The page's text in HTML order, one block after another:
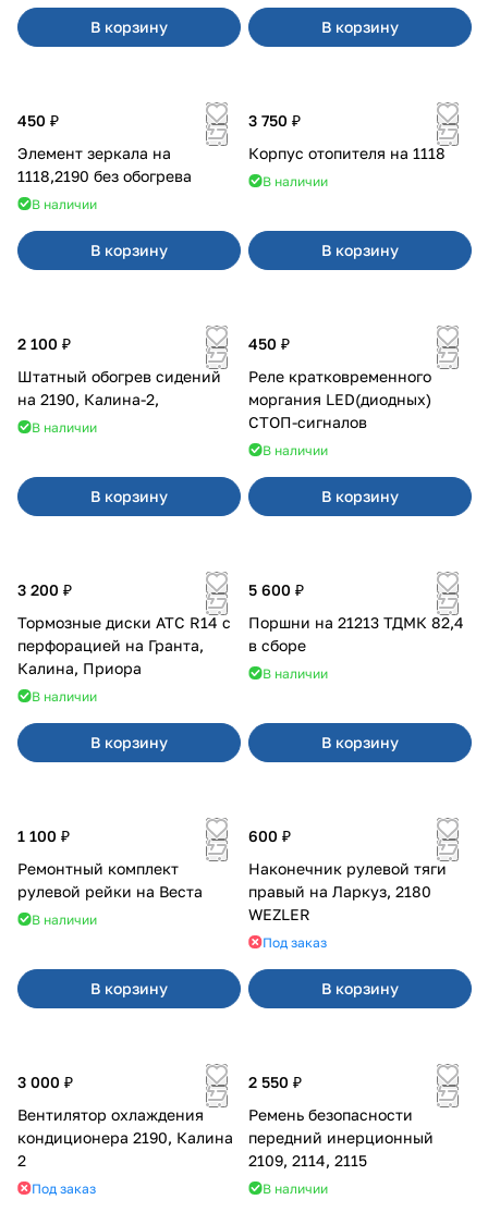
В корзину В корзину
450 ₽
Элемент зеркала на
1118,2190 без обогрева
В наличии
В корзину
3 750 ₽
Корпус отопителя на 1118
В наличии
В корзину
2 100 ₽
Штатный обогрев сидений
на 2190, Калина-2,
В наличии
В корзину
450 ₽
Реле кратковременного
моргания LED(диодных)
СТОП-сигналов
В наличии
В корзину
3 200 ₽
Тормозные диски АТС R14 с
перфорацией на Гранта,
Калина, Приора
В наличии
В корзину
5 600 ₽
Поршни на 21213 ТДМК 82,4
в сборе
В наличии
В корзину
1 100 ₽
Ремонтный комплект
рулевой рейки на Веста
В наличии
В корзину
600 ₽
Наконечник рулевой тяги
правый на Ларкуз, 2180
WEZLER
Под заказ
В корзину
3 000 ₽
Вентилятор охлаждения
кондиционера 2190, Калина
2
Под заказ
2 550 ₽
Ремень безопасности
передний инерционный
2109, 2114, 2115
В наличии